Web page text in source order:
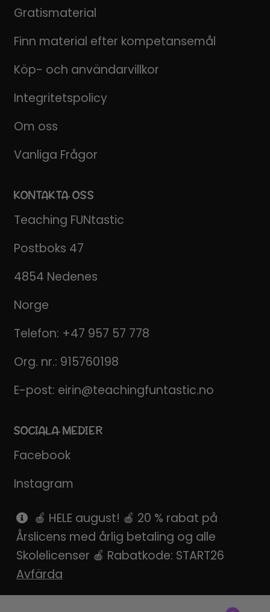
Gratismaterial
Finn material efter kompetansemål
Köp- och användarvillkor
Integritetspolicy
Om oss
Vanliga Frågor
KONTAKTA OSS
Teaching FUNtastic
Postboks 47
4854 Nedenes
Norge
Telefon: +47 957 57 778
Org. nr.: 915760198
E-post: eirin@teachingfuntastic.no
SOCIALA MEDIER
Facebook
Instagram
Pinterest
SnapChat
🍎 HELE august! 🍎 20 % rabat på
Årslicens med årlig betaling og alle
Skolelicenser 🍎 Rabatkode: START26
Avfärda